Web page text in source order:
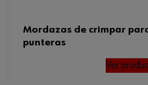
Mordazas de crimpar
punteras
Ver